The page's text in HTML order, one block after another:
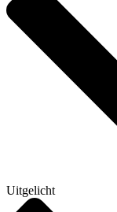
Uitgelicht